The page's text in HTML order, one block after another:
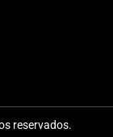
reservados.